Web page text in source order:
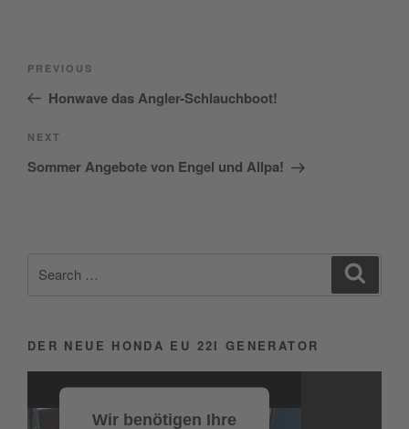
Beitragsnavigation
Previous
Post
PREVIOUS
Honwave das Angler-Schlauchboot!
Next
Post
NEXT
Sommer Angebote von Engel und Allpa!
for:
DER NEUE HONDA EU 22I GENERATOR
Player
Wir benötigen Ihre